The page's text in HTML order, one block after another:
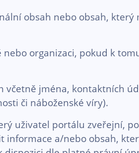
obsah nebo obsah,
organizaci, pokud k
jména, kontaktních
či náboženské víry).
uživatel portálu zveřejní,
a/nebo obsah,